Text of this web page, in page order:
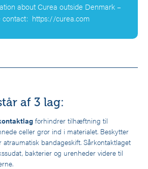
about Curea outside Denmark –
contact: https://curea.com
af 3 lag:
forhindrer tilhæftning til
celler gror ind i materialet. Beskytter
bandageskift. Sårkontaktlaget
bakterier og urenheder videre til